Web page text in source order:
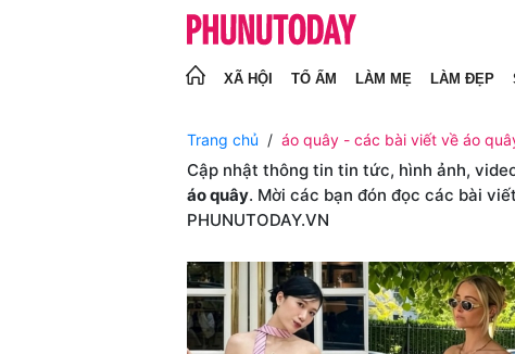
XÃ HỘI TỔ ẤM LÀM MẸ LÀM ĐẸP
Trang chủ áo quây - các bài viết về áo
Cập nhật thông tin tin tức, hình ảnh,
áo quây. Mời các bạn đón đọc các bài
PHUNUTODAY.VN